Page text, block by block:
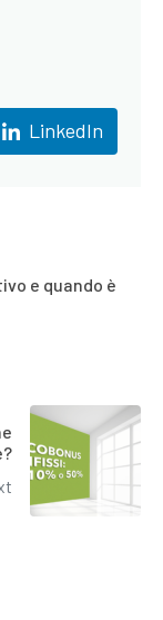
LinkedIn
e quando è